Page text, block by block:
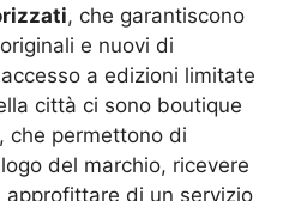
, che garantiscono
e nuovi di
a edizioni limitate
città ci sono boutique
che permettono di
del marchio, ricevere
di un servizio